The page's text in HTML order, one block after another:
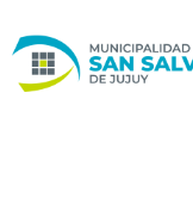
al